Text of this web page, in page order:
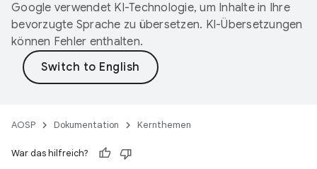
Google verwendet KI-Technologie, um Inhalte in Ihre
bevorzugte Sprache zu übersetzen. KI-Übersetzungen
können Fehler enthalten.
AOSP Dokumentation Kernthemen
War das hilfreich?